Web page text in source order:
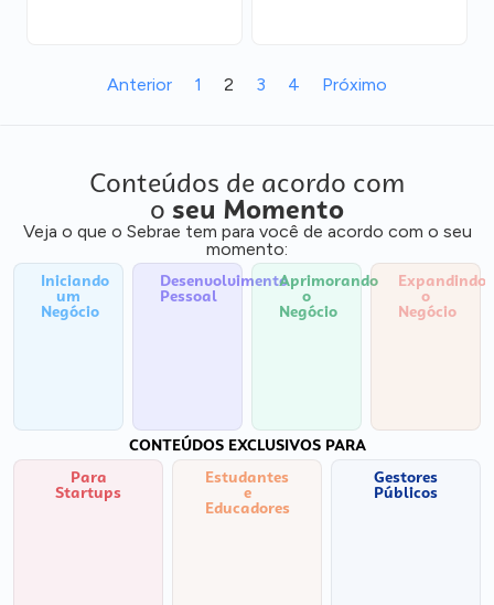
Anterior 1 2 3 4 Próximo
Conteúdos de acordo com
o seu Momento
Veja o que o Sebrae tem para você de acordo com o seu
momento:
Iniciando
um
Negócio
Desenvolvimento
Pessoal
Aprimorando
o
Negócio
Expandindo
o
Negócio
CONTEÚDOS EXCLUSIVOS PARA
Para
Startups
Estudantes
e
Educadores
Gestores
Públicos